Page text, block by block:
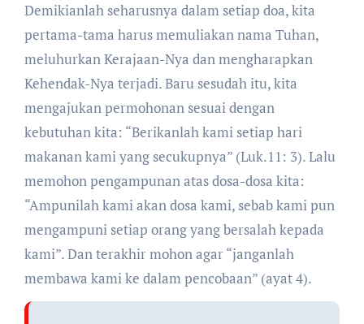
Demikianlah seharusnya dalam setiap doa, kita
pertama-tama harus memuliakan nama Tuhan,
meluhurkan Kerajaan-Nya dan mengharapkan
Kehendak-Nya terjadi. Baru sesudah itu, kita
mengajukan permohonan sesuai dengan
kebutuhan kita: “Berikanlah kami setiap hari
makanan kami yang secukupnya” (Luk.11: 3). Lalu
memohon pengampunan atas dosa-dosa kita:
“Ampunilah kami akan dosa kami, sebab kami pun
mengampuni setiap orang yang bersalah kepada
kami”. Dan terakhir mohon agar “janganlah
membawa kami ke dalam pencobaan” (ayat 4).